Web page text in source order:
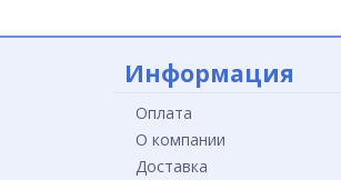
Информация
Оплата
О компании
Доставка